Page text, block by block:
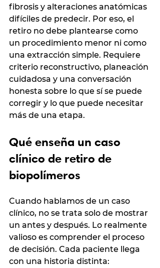
fibrosis y alteraciones anatómicas
difíciles de predecir. Por eso, el
retiro no debe plantearse como
un procedimiento menor ni como
una extracción simple. Requiere
criterio reconstructivo, planeación
cuidadosa y una conversación
honesta sobre lo que sí se puede
corregir y lo que puede necesitar
más de una etapa.
Qué enseña un caso
clínico de retiro de
biopolímeros
Cuando hablamos de un caso
clínico, no se trata solo de mostrar
un antes y después. Lo realmente
valioso es comprender el proceso
de decisión. Cada paciente llega
con una historia distinta: